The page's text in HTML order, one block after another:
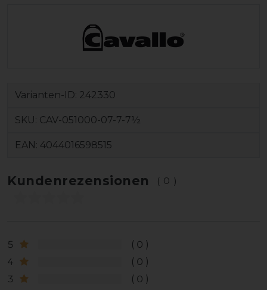
Varianten-ID: 242330
SKU: CAV-051000-07-7-7½
EAN: 4044016598515
Kundenrezensionen (0)
5
0
4
0
3
0